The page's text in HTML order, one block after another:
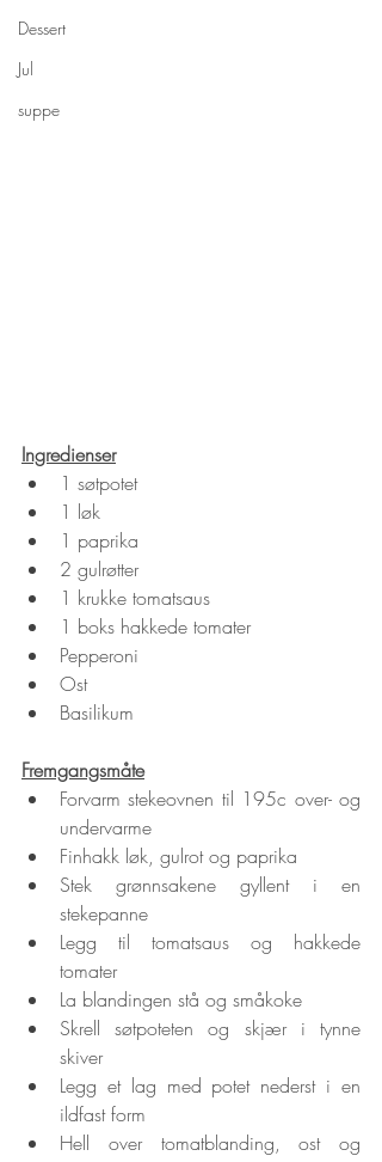
Dessert
Jul
suppe
Ingredienser
1 søtpotet
1 løk
1 paprika
2 gulrøtter
1 krukke tomatsaus
1 boks hakkede tomater
Pepperoni
Ost
Basilikum
Fremgangsmåte
Forvarm stekeovnen til 195c over- og
undervarme
Finhakk løk, gulrot og paprika
Stek grønnsakene gyllent i en
stekepanne
Legg til tomatsaus og hakkede
tomater
La blandingen stå og småkoke
Skrell søtpoteten og skjær i tynne
skiver
Legg et lag med potet nederst i en
ildfast form
Hell over tomatblanding, ost og